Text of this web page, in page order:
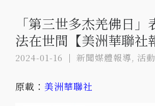
「第三世多杰羌佛日」
法在世間【美洲華聯社
2024-01-16 新聞媒體報導, 活
原載： 美洲華聯社